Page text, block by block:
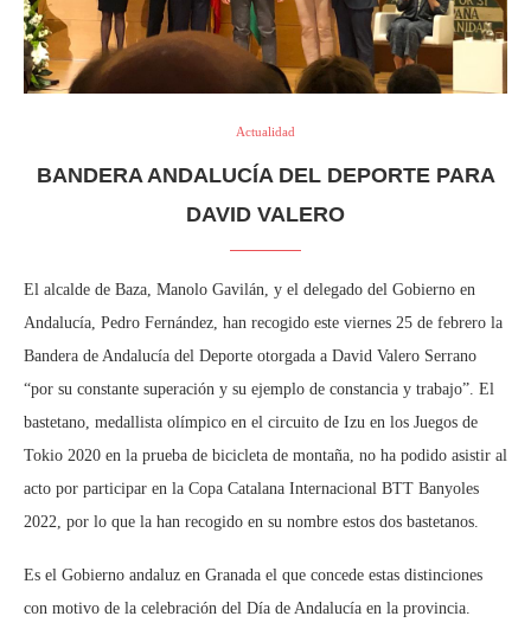
Actualidad
BANDERA ANDALUCÍA DEL DEPORTE PARA
DAVID VALERO
El alcalde de Baza, Manolo Gavilán, y el delegado del Gobierno en
Andalucía, Pedro Fernández, han recogido este viernes 25 de febrero la
Bandera de Andalucía del Deporte otorgada a David Valero Serrano
“por su constante superación y su ejemplo de constancia y trabajo”. El
bastetano, medallista olímpico en el circuito de Izu en los Juegos de
Tokio 2020 en la prueba de bicicleta de montaña, no ha podido asistir al
acto por participar en la Copa Catalana Internacional BTT Banyoles
2022, por lo que la han recogido en su nombre estos dos bastetanos.
Es el Gobierno andaluz en Granada el que concede estas distinciones
con motivo de la celebración del Día de Andalucía en la provincia.